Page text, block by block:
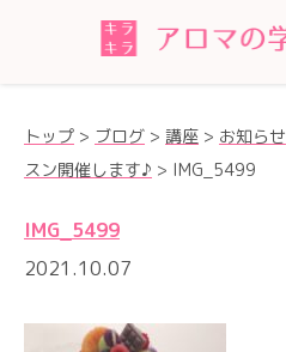
トップ > ブログ > 講座 > お知らせ
スン開催します♪ > IMG_5499
IMG_5499
2021.10.07